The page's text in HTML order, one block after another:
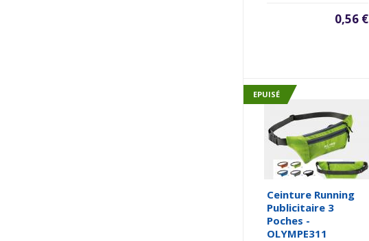
0,56 €
EPUISÉ
Ceinture Running
Publicitaire 3
Poches -
OLYMPE311